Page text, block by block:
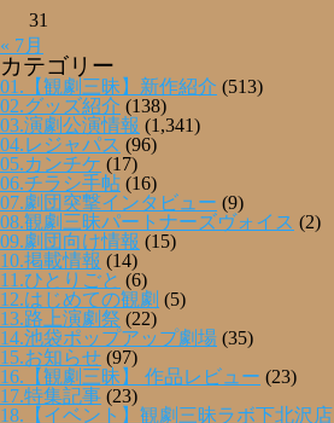
31
« 7月
カテゴリー
01.【観劇三昧】新作紹介 (513)
02.グッズ紹介 (138)
03.演劇公演情報 (1,341)
04.レジャパス (96)
05.カンチケ (17)
06.チラシ手帖 (16)
07.劇団突撃インタビュー (9)
08.観劇三昧パートナーズヴォイス (2)
09.劇団向け情報 (15)
10.掲載情報 (14)
11.ひとりごと (6)
12.はじめての観劇 (5)
13.路上演劇祭 (22)
14.池袋ポップアップ劇場 (35)
15.お知らせ (97)
16.【観劇三昧】 作品レビュー (23)
17.特集記事 (23)
18.【イベント】観劇三昧ラボ下北沢店